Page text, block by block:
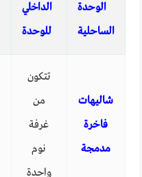
الوحدة
الساحلية
الداخلي
للوحدة
شاليهات
فاخرة
مدمجة
تتكون
من
غرفة
نوم
واحدة